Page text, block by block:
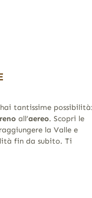
hai tantissime possibilità:
all’aereo. Scopri le
la Valle e
fin da subito. Ti